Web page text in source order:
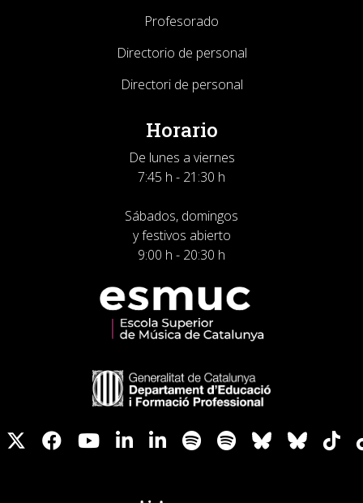
Profesorado
Directorio de personal
Directori de personal
Horario
De lunes a viernes
7:45 h - 21:30 h
Sábados, domingos
y festivos abierto
9:00 h - 20:30 h